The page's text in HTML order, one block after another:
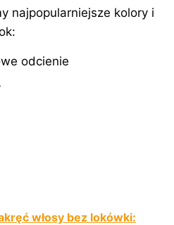
najpopularniejsze kolory i
odcienie
włosy bez lokówki: